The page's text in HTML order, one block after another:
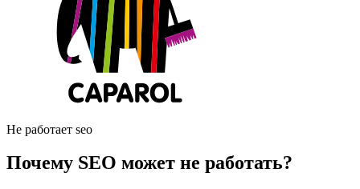
Не работает seo
Почему SEO может не работать?